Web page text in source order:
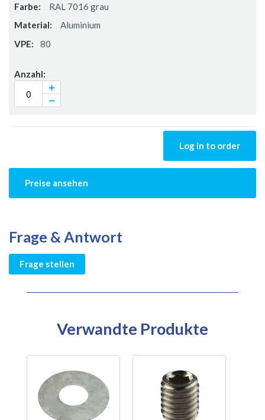
RAL 7016 grau
Aluminium
80
Log in to order
Preise ansehen
Frage & Antwort
Frage stellen
Verwandte Produkte